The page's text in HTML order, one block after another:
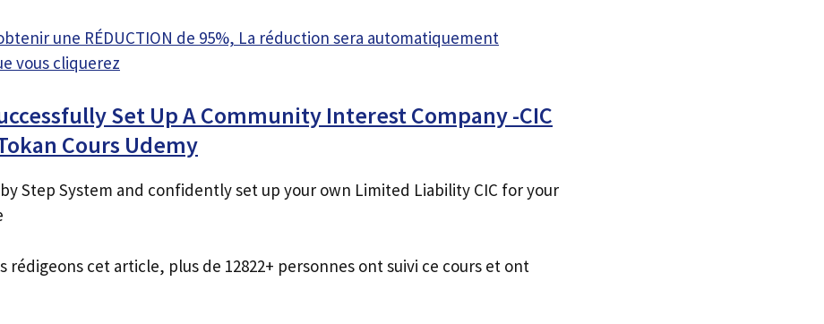
une RÉDUCTION de 95%, La réduction sera automatiquement
vous cliquerez
Set Up A Community Interest Company -CIC
Cours Udemy
Step System and confidently set up your own Limited Liability CIC for your
rédigeons cet article, plus de 12822+ personnes ont suivi ce cours et ont